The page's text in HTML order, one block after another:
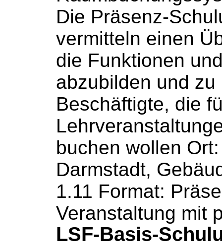
Die Präsenz-
vermitteln einen
die Funktionen
abzubilden und
Beschäftigte, die
buchen wollen
Darmstadt,
1.11 Format:
Veranstaltung mit
LSF-Basis-